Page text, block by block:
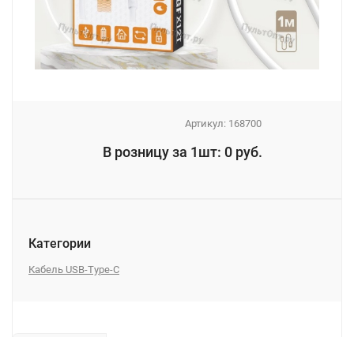
Артикул: 168700
В розницу за 1шт: 0 руб.
Категории
Кабель USB-Type-C